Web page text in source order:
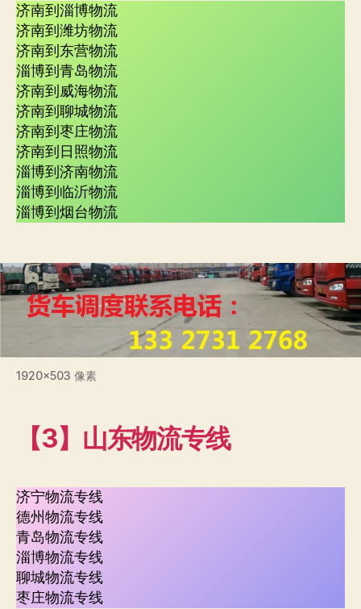
济南到淄博物流
济南到潍坊物流
济南到东营物流
淄博到青岛物流
济南到威海物流
济南到聊城物流
济南到枣庄物流
济南到日照物流
淄博到济南物流
淄博到临沂物流
淄博到烟台物流
1920×503 像素
【3】山东物流专线
济宁物流专线
德州物流专线
青岛物流专线
淄博物流专线
聊城物流专线
枣庄物流专线